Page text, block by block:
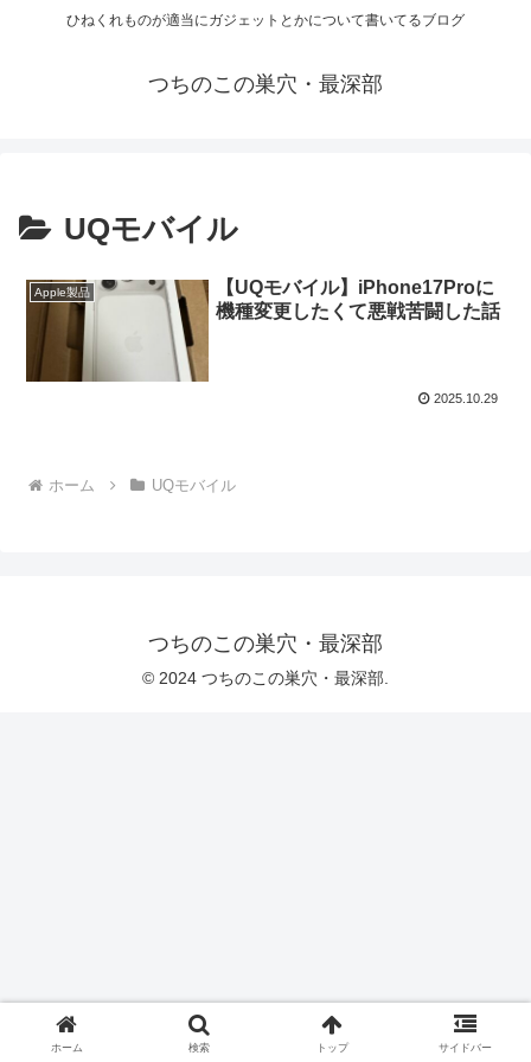
ひねくれものが適当にガジェットとかについて書いてるブログ
つちのこの巣穴・最深部
UQモバイル
Apple製品
【UQモバイル】iPhone17Proに
機種変更したくて悪戦苦闘した話
2025.10.29
ホーム UQモバイル
つちのこの巣穴・最深部
© 2024 つちのこの巣穴・最深部.
ホーム 検索 トップ サイドバー